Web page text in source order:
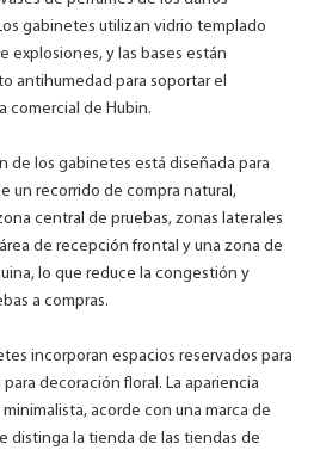
gabinetes utilizan vidrio templado
explosiones, y las bases están
antihumedad para soportar el
comercial de Hubin.
de los gabinetes está diseñada para
un recorrido de compra natural,
central de pruebas, zonas laterales
de recepción frontal y una zona de
lo que reduce la congestión y
a compras.
incorporan espacios reservados para
decoración floral. La apariencia
acorde con una marca de
distinga la tienda de las tiendas de